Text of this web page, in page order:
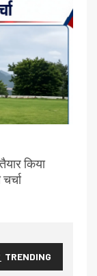
किया
TRENDING